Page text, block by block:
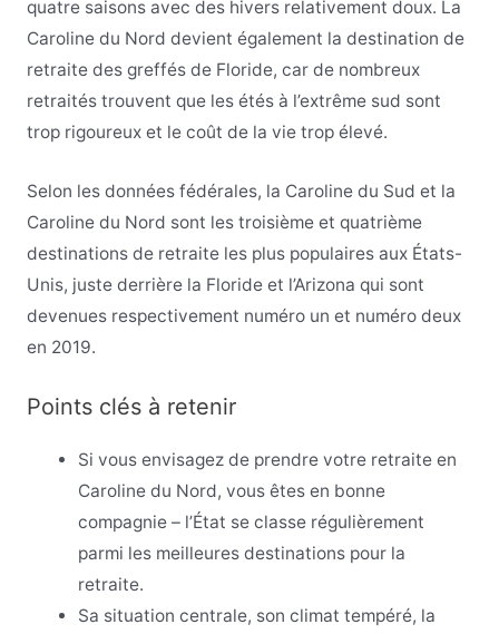
quatre saisons avec des hivers relativement doux. La
Caroline du Nord devient également la destination de
retraite des greffés de Floride, car de nombreux
retraités trouvent que les étés à l’extrême sud sont
trop rigoureux et le coût de la vie trop élevé.
Selon les données fédérales, la Caroline du Sud et la
Caroline du Nord sont les troisième et quatrième
destinations de retraite les plus populaires aux États-
Unis, juste derrière la Floride et l’Arizona qui sont
devenues respectivement numéro un et numéro deux
en 2019.
Points clés à retenir
Si vous envisagez de prendre votre retraite en
Caroline du Nord, vous êtes en bonne
compagnie – l’État se classe régulièrement
parmi les meilleures destinations pour la
retraite.
Sa situation centrale, son climat tempéré, la